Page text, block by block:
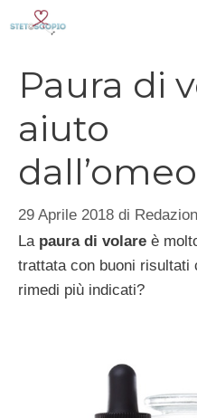
Paura di
aiuto
29 Aprile 2018 di
La paura di volare è
trattata con buoni risultati
rimedi più indicati?